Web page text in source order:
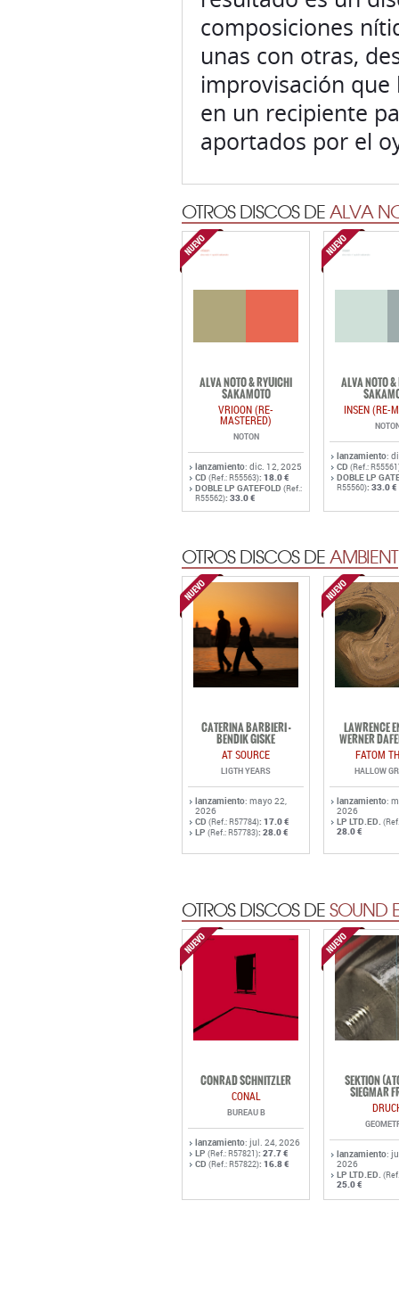
composiciones
unas con otras,
improvisación
en un recipiente
aportados por el
OTROS DISCOS DEALVA
ALVA NOTO & RYUICHI
SAKAMOTO
VRIOON (RE-
MASTERED)
NOTON
lanzamiento: dic. 12, 2025
CD (Ref.: R55563): 18.0 €
DOBLE LP GATEFOLD (Ref.:
R55562): 33.0 €
ALVA NOTO
INSEN (RE-
lanzamiento:
CD (Ref.:
DOBLE LP
R55560): 33.0 €
OTROS DISCOS DEAMBIENT
CATERINA BARBIERI -
BENDIK GISKE
AT SOURCE
LIGTH YEARS
lanzamiento: mayo 22,
2026
CD (Ref.: R57784): 17.0 €
LP (Ref.: R57783): 28.0 €
LAWRENCE
WERNER
FATOM
HALLOW
lanzamiento:
2026
LP LTD.ED.
28.0 €
OTROS DISCOS DESOUND
CONRAD SCHNITZLER
CONAL
BUREAU B
lanzamiento: jul. 24, 2026
LP (Ref.: R57821): 27.7 €
CD (Ref.: R57822): 16.8 €
SEKTION
SIEGMAR
lanzamiento:
2026
LP LTD.ED.
25.0 €